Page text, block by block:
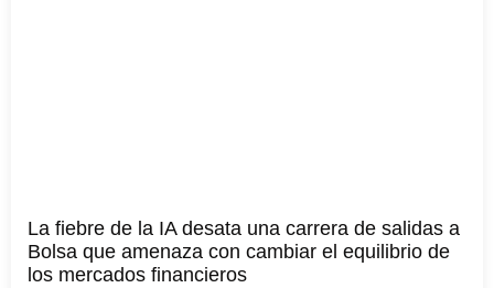
La fiebre de la IA desata una carrera de salidas a
Bolsa que amenaza con cambiar el equilibrio de
los mercados financieros